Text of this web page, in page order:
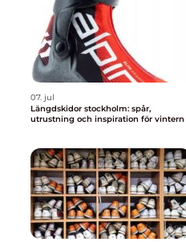
07. jul
Längdskidor stockholm: spår,
utrustning och inspiration för vintern